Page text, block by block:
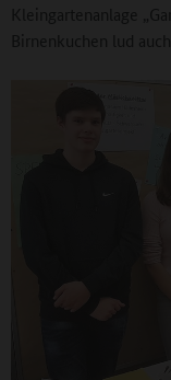
Kleingartenanlage
Birnenkuchen lud